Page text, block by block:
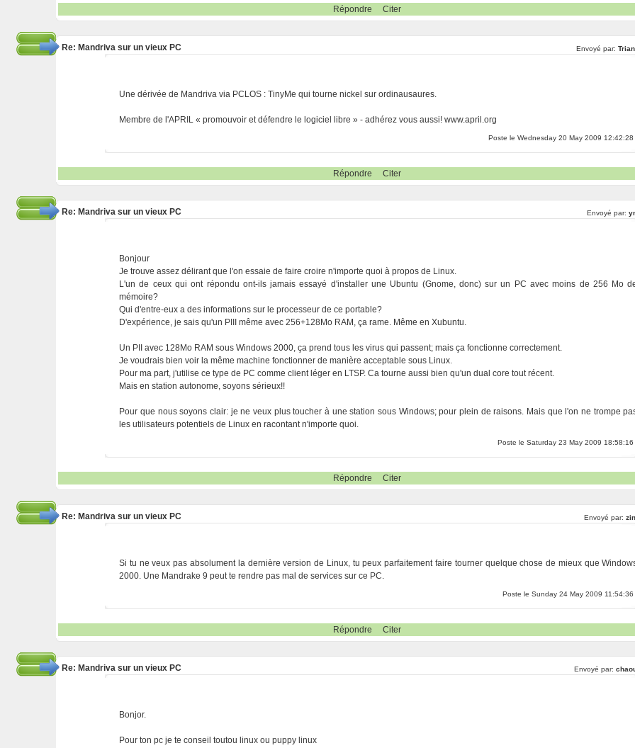
Répondre Citer
Re: Mandriva sur un vieux PC Envoyé par:
Une dérivée de Mandriva via PCLOS : TinyMe qui tourne nickel sur ordinausaures.
Membre de l'APRIL « promouvoir et défendre le logiciel libre » - adhérez vous aussi! www.april.org
Poste le Wednesday 20 May 2009 12:42:28
Répondre Citer
Re: Mandriva sur un vieux PC Envoyé par:
Bonjour
Je trouve assez délirant que l'on essaie de faire croire n'importe quoi à propos de Linux.
L'un de ceux qui ont répondu ont-ils jamais essayé d'installer une Ubuntu (Gnome, donc) sur un PC avec moins de 256 Mo
mémoire?
Qui d'entre-eux a des informations sur le processeur de ce portable?
D'expérience, je sais qu'un PIII même avec 256+128Mo RAM, ça rame. Même en Xubuntu.
Un PII avec 128Mo RAM sous Windows 2000, ça prend tous les virus qui passent; mais ça fonctionne correctement.
Je voudrais bien voir la même machine fonctionner de manière acceptable sous Linux.
Pour ma part, j'utilise ce type de PC comme client léger en LTSP. Ca tourne aussi bien qu'un dual core tout récent.
Mais en station autonome, soyons sérieux!!
Pour que nous soyons clair: je ne veux plus toucher à une station sous Windows; pour plein de raisons. Mais que l'on ne trompe
les utilisateurs potentiels de Linux en racontant n'importe quoi.
Poste le Saturday 23 May 2009 18:58:16
Répondre Citer
Re: Mandriva sur un vieux PC Envoyé par:
Si tu ne veux pas absolument la dernière version de Linux, tu peux parfaitement faire tourner quelque chose de mieux que
2000. Une Mandrake 9 peut te rendre pas mal de services sur ce PC.
Poste le Sunday 24 May 2009 11:54:36
Répondre Citer
Re: Mandriva sur un vieux PC Envoyé par:
Bonjor.
Pour ton pc je te conseil toutou linux ou puppy linux